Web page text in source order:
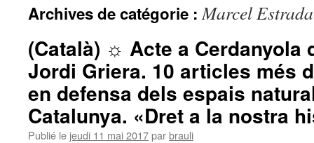
Archives de catégorie :Marcel Estrada
(Català) ☼ Acte a Cerdanyola
Jordi Griera. 10 articles més
en defensa dels espais
Catalunya. «Dret a la nostra
Publié le jeudi 11 mai 2017parbrauli